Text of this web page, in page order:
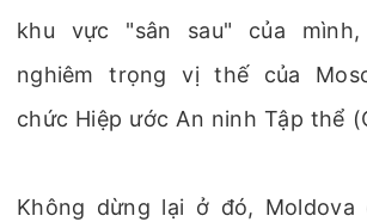
khu vực "sân sau" của
nghiêm trọng vị thế của
chức Hiệp ước An ninh Tập thể
Không dừng lại ở đó, Moldova